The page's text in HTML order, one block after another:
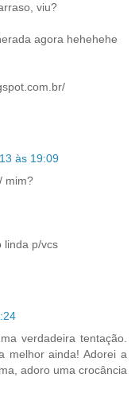
viu?
agora hehehehe
às 19:09
mim?
linda p/vcs
verdadeira tentação.
melhor ainda! Adorei a
adoro uma crocância